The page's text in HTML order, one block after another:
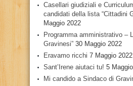
Casellari giudiziali e
candidati della lista “Cittadini
Maggio 2022
Programma amministrativo –
Gravinesi” 30 Maggio 2022
Eravamo ricchi 7 Maggio 2022
Sant’Irene aiutaci tu! 5
Mi candido a Sindaco di